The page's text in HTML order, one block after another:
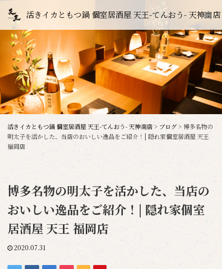
活きイカともつ鍋 個室居酒屋 天王-てんおう- 天神南店
活きイカともつ鍋 個室居酒屋 天王-てんおう- 天神南店> ブログ> 博多名物の
明太子を活かした、当店のおいしい逸品をご紹介！| 隠れ家個室居酒屋 天王
福岡店
博多名物の明太子を活かした、当店の
おいしい逸品をご紹介！| 隠れ家個室
居酒屋 天王 福岡店
2020.07.31